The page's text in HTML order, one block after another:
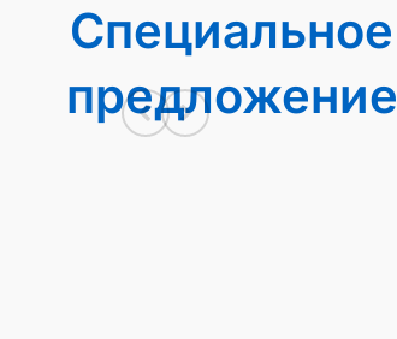
Специальное
предложение